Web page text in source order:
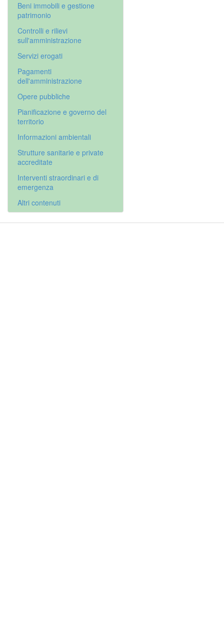
Beni immobili e gestione
patrimonio
Controlli e rilievi
sull'amministrazione
Servizi erogati
Pagamenti
dell'amministrazione
Opere pubbliche
Pianificazione e governo del
territorio
Informazioni ambientali
Strutture sanitarie e private
accreditate
Interventi straordinari e di
emergenza
Altri contenuti